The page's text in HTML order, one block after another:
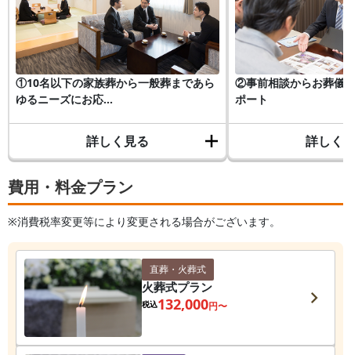
費用・料金プラン
※消費税率変更等により変更される場合がございます。
直葬・火葬式
火葬式プラン
税込132,000円〜
①10名以下の家族葬から一般葬まであら
ゆるニーズにお応...
詳しく見る
②事前相談からお葬儀
ポート
詳しく